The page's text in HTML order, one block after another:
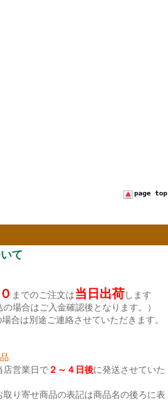
page top
て
までのご注文は当日出荷 します
の場合はご入金確認後となります。）
合は別途ご連絡させていただきます。
店営業日で ２～４日後に発送させていた
り寄せ商品の表記は商品名の後ろに表